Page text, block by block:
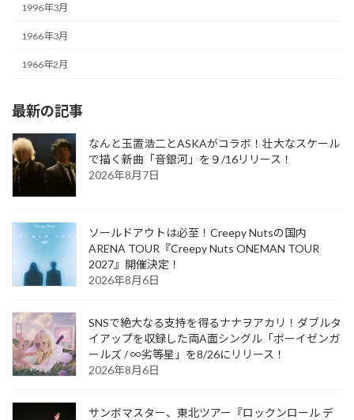
1996年3月
1966年3月
1966年2月
最新の記事
なんと玉置浩二とASKAがコラボ！壮大なスケール
で描く新曲「音銀河」を９/16リリース！
2026年8月7日
ソールドアウトは必至！Creepy Nutsの国内
ARENA TOUR『Creepy Nuts ONEMAN TOUR
2027』開催決定！
2026年8月6日
SNSで絶大なる支持を得るナナヲアカリ！ダブルタ
イアップを収録した両A面シングル「ボーイゼンガ
ールズ / ∞劣等星」を8/26にリリース！
2026年8月6日
サンボマスター、東北ツアー『ロックンロール デ